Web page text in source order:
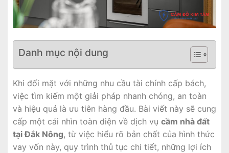
Danh mục nội dung
Khi đối mặt với những nhu cầu tài chính cấp bách,
việc tìm kiếm một giải pháp nhanh chóng, an toàn
và hiệu quả là ưu tiên hàng đầu. Bài viết này sẽ cung
cấp một cái nhìn toàn diện về dịch vụ cầm nhà đất
tại Đắk Nông, từ việc hiểu rõ bản chất của hình thức
vay vốn này, quy trình thủ tục chi tiết, những lợi ích